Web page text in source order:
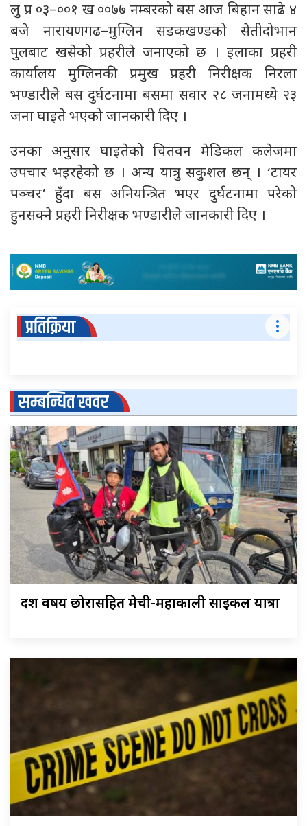
लु प्र ०३–००१ ख ००७७ नम्बरको बस आज बिहान साढे ४
बजे नारायणगढ–मुग्लिन सडकखण्डको सेतीदोभान
पुलबाट खसेको प्रहरीले जनाएको छ । इलाका प्रहरी
कार्यालय मुग्लिनकी प्रमुख प्रहरी निरीक्षक निरला
भण्डारीले बस दुर्घटनामा बसमा सवार २८ जनामध्ये २३
जना घाइते भएको जानकारी दिए ।
उनका अनुसार घाइतेको चितवन मेडिकल कलेजमा
उपचार भइरहेको छ । अन्य यात्रु सकुशल छन् । ‘टायर
पञ्चर’ हुँदा बस अनियन्त्रित भएर दुर्घटनामा परेको
हुनसक्ने प्रहरी निरीक्षक भण्डारीले जानकारी दिए ।
प्रतिक्रिया
सम्बन्धित खवर
दश वर्षीय छोरासहित मेची-महाकाली साइकल यात्रा